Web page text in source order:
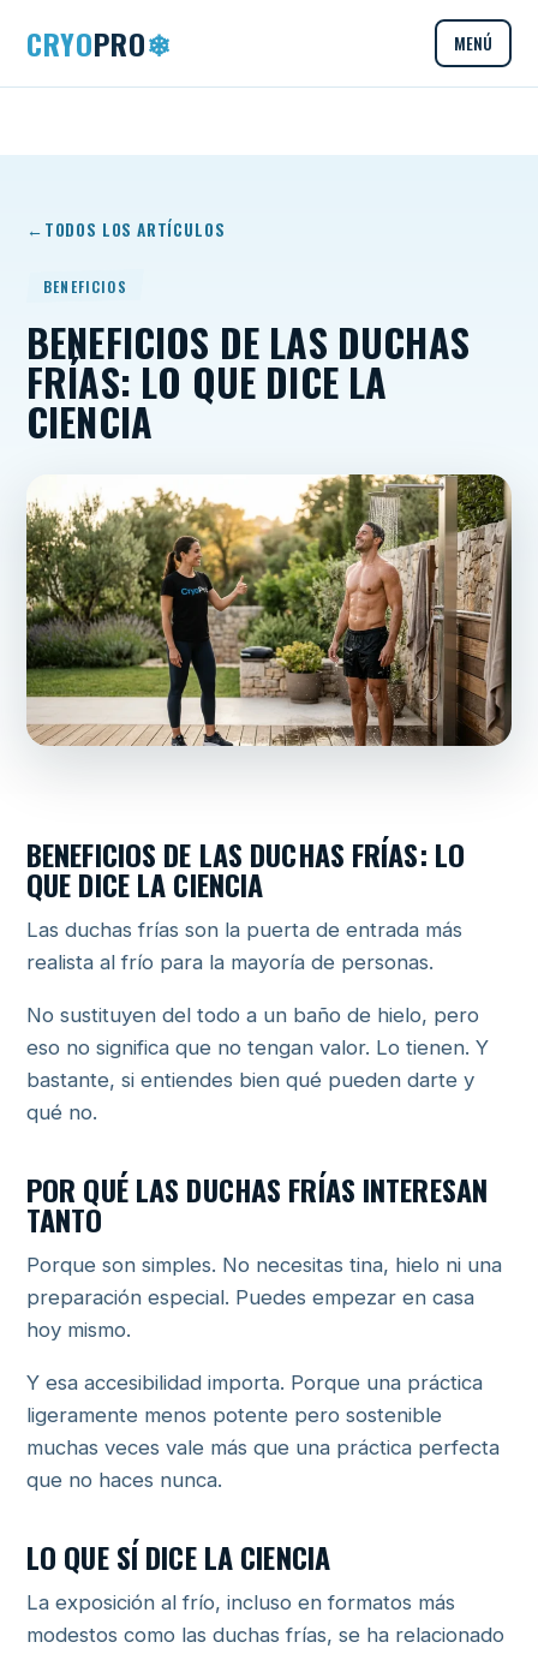
CRYOPRO❄ MENÚ
TODOS LOS ARTÍCULOS
BENEFICIOS
BENEFICIOS DE LAS DUCHAS
FRÍAS: LO QUE DICE LA
CIENCIA
BENEFICIOS DE LAS DUCHAS FRÍAS: LO
QUE DICE LA CIENCIA
Las duchas frías son la puerta de entrada más
realista al frío para la mayoría de personas.
No sustituyen del todo a un baño de hielo, pero
eso no significa que no tengan valor. Lo tienen. Y
bastante, si entiendes bien qué pueden darte y
qué no.
POR QUÉ LAS DUCHAS FRÍAS INTERESAN
TANTO
Porque son simples. No necesitas tina, hielo ni una
preparación especial. Puedes empezar en casa
hoy mismo.
Y esa accesibilidad importa. Porque una práctica
ligeramente menos potente pero sostenible
muchas veces vale más que una práctica perfecta
que no haces nunca.
LO QUE SÍ DICE LA CIENCIA
La exposición al frío, incluso en formatos más
modestos como las duchas frías, se ha relacionado